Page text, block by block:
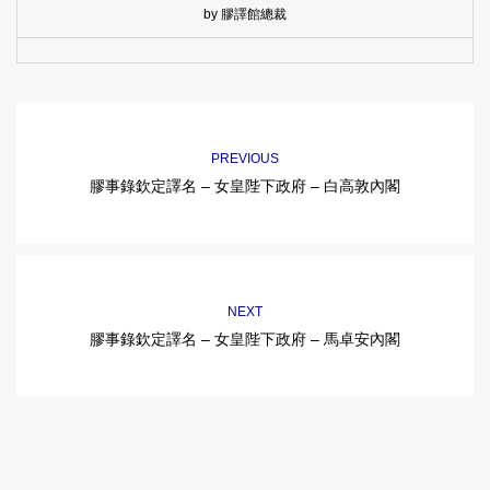
by 膠譯館總裁
PREVIOUS
膠事錄欽定譯名 – 女皇陛下政府 – 白高敦內閣
NEXT
膠事錄欽定譯名 – 女皇陛下政府 – 馬卓安內閣